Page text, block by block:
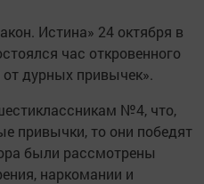
Истина» 24 октября в
час откровенного
от дурных привычек».
№4, что,
привычки, то они победят
были рассмотрены
наркомании и